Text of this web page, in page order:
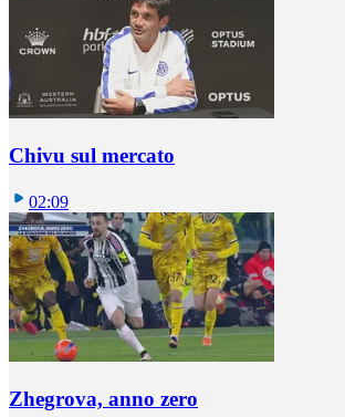
Chivu sul mercato
02:09
Zhegrova, anno zero